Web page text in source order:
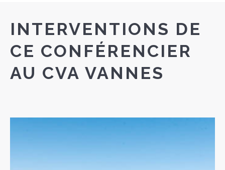
INTERVENTIONS DE
CE CONFÉRENCIER
AU CVA VANNES